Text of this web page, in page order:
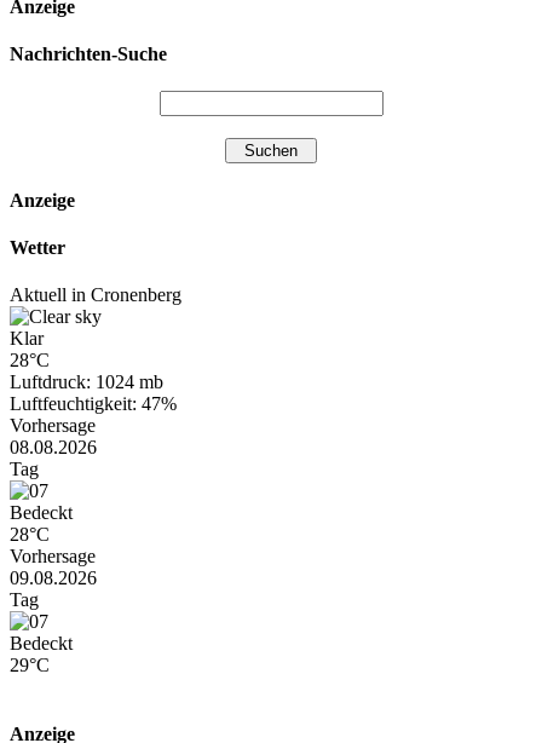
Anzeige
Nachrichten-Suche
Anzeige
Wetter
Aktuell in Cronenberg
Klar
28°C
Luftdruck: 1024 mb
Luftfeuchtigkeit: 47%
Vorhersage
08.08.2026
Tag
Bedeckt
28°C
Vorhersage
09.08.2026
Tag
Bedeckt
29°C
Anzeige